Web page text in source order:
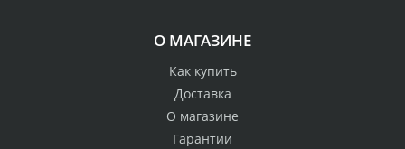
О МАГАЗИНЕ
Как купить
Доставка
О магазине
Гарантии